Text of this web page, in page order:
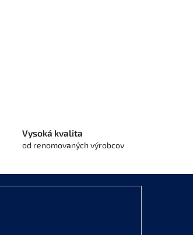
Vysoká kvalita
od renomovaných výrobcov